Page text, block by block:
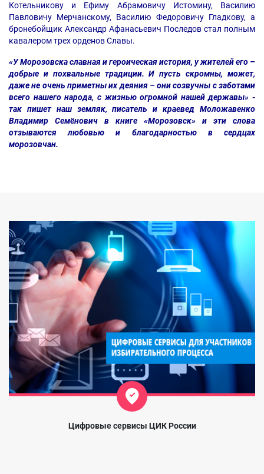
Котельникову и Ефиму Абрамовичу Истомину, Василию
Павловичу Мерчанскому, Василию Федоровичу Гладкову, а
бронебойщик Александр Афанасьевич Последов стал полным
кавалером трех орденов Славы.
«У Морозовска славная и героическая история, у жителей его –
добрые и похвальные традиции. И пусть скромны, может,
даже не очень приметны их деяния – они созвучны с заботами
всего нашего народа, с жизнью огромной нашей державы» -
так пишет наш земляк, писатель и краевед Моложавенко
Владимир Семёнович в книге «Морозовск» и эти слова
отзываются любовью и благодарностью в сердцах
морозовчан.
Цифровые сервисы ЦИК России